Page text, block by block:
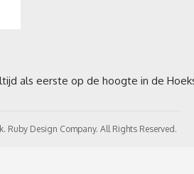
Ruby Design Company. All Rights Reserved.